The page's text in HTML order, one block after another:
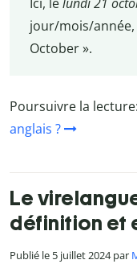
jour/mois/année,
October ».
Poursuivre la lecture:
anglais ?
Le
définition et
Publié le 5 juillet 2024 par